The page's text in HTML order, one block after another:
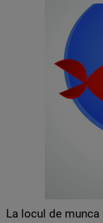
La locul de